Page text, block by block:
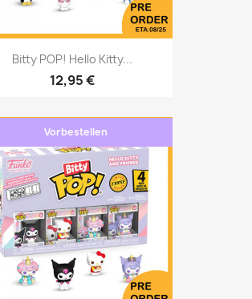
Bitty POP! Hello Kitty...
12,95 €
Vorbestellen
Vorbestellen